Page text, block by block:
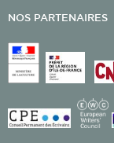
NOS PARTENAIRES